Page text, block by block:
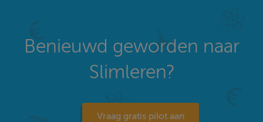
Benieuwd geworden naar
Slimleren?
Vraag gratis pilot aan